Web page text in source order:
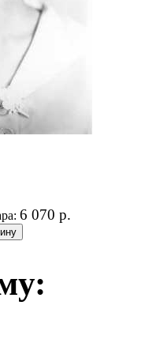
6 070 р.